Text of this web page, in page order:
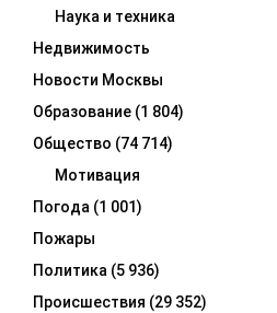
Наука и техника
Недвижимость
Новости Москвы
Образование (1 804)
Общество (74 714)
Мотивация
Погода (1 001)
Пожары
Политика (5 936)
Происшествия (29 352)